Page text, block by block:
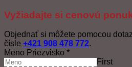
Vyžiadajte si cenovú
Objednať si môžete pomocou
čísle +421 908 478 772.
Meno Priezvisko *
First